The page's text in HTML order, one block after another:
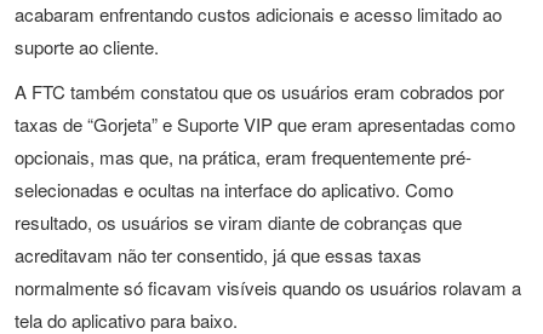
acabaram enfrentando custos adicionais e acesso limitado ao
suporte ao cliente.
A FTC também constatou que os usuários eram cobrados por
taxas de “Gorjeta” e Suporte VIP que eram apresentadas como
opcionais, mas que, na prática, eram frequentemente pré-
selecionadas e ocultas na interface do aplicativo. Como
resultado, os usuários se viram diante de cobranças que
acreditavam não ter consentido, já que essas taxas
normalmente só ficavam visíveis quando os usuários rolavam a
tela do aplicativo para baixo.